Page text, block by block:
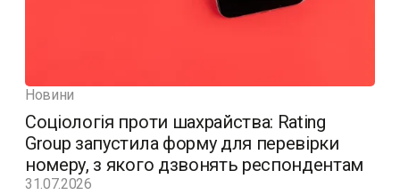
Новини
Соціологія проти шахрайства: Rating
Group запустила форму для перевірки
номеру, з якого дзвонять респондентам
31.07.2026